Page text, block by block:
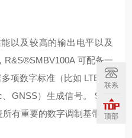
以及较高的输出电平以及
R&S®SMBV100A 可配备一
项数字标准（比如 LTE、L
GNSS）生成信号。 9 kH
有重要的数字调制基带。
联系
顶部